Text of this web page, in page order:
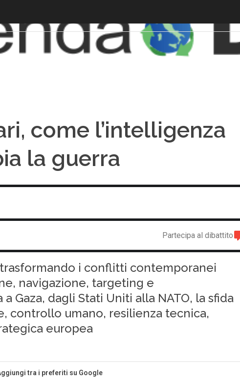
come l’intelligenza
la guerra
Partecipa al dibattito
i conflitti contemporanei
navigazione, targeting e
Gaza, dagli Stati Uniti alla NATO, la sfida
controllo umano, resilienza tecnica,
europea
tra i preferiti su Google